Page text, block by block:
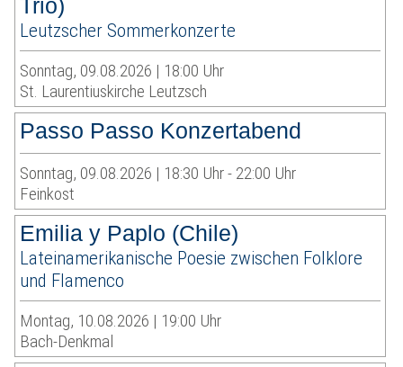
Trio)
Leutzscher Sommerkonzerte
Sonntag, 09.08.2026 | 18:00 Uhr
St. Laurentiuskirche Leutzsch
Passo Passo Konzertabend
Sonntag, 09.08.2026 | 18:30 Uhr - 22:00 Uhr
Feinkost
Emilia y Paplo (Chile)
Lateinamerikanische Poesie zwischen Folklore
und Flamenco
Montag, 10.08.2026 | 19:00 Uhr
Bach-Denkmal